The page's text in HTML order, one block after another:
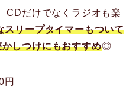
CDだけでなくラジオも楽
スリープタイマーもついて
しつけにもおすすめ◎
円